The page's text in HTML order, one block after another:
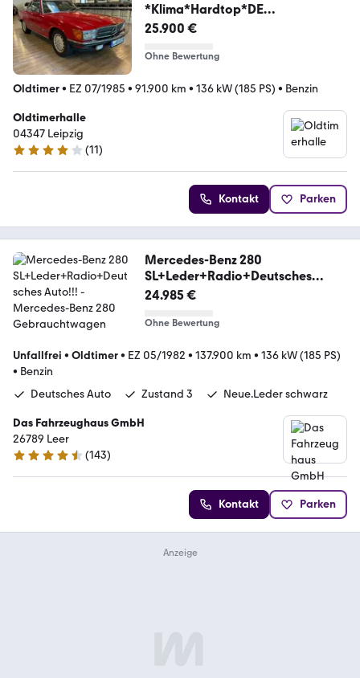
*Klima*Hardtop*DE
Erstauslieferung*
25.900 €
Ohne Bewertung
Oldtimer• EZ 07/1985 • 91.900 km • 136 kW (185 PS) • Benzin
Oldtimerhalle
04347 Leipzig
4.1 Sterne
(11)
Kontakt Parken
Mercedes-Benz 280
SL+Leder+Radio+Deutsches
Auto!!!
24.985 €
Ohne Bewertung
Unfallfrei • Oldtimer• EZ 05/1982 • 137.900 km • 136 kW (185 PS)
• Benzin
Deutsches Auto
Zustand 3 Neue.Leder schwarz
Das Fahrzeughaus GmbH
26789 Leer
4.5 Sterne
(143)
Kontakt Parken